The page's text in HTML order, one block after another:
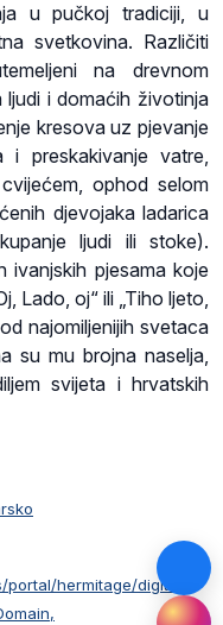
u pučkoj tradiciji, u
svetkovina. Različiti
na drevnom
i domaćih životinja
kresova uz pjevanje
i preskakivanje vatre,
ophod selom
djevojaka ladarica
ljudi ili stoke).
ivanjskih pjesama koje
Lado, oj“ ili „Tiho ljeto,
najomiljenijih svetaca
su mu brojna naselja,
svijeta i hrvatskih
hermitage/digital-